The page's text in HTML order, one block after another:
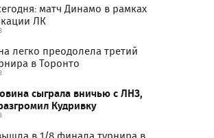
матч Динамо в рамках
ЛК
легко преодолела третий
в Торонто
сыграла вничью с ЛНЗ,
Кудривку